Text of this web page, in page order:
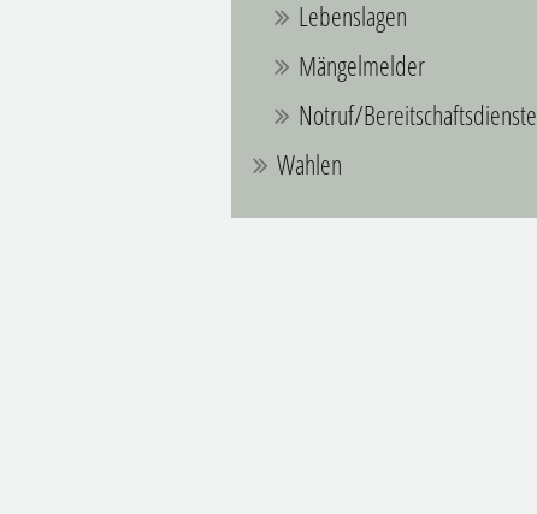
Lebenslagen
Mängelmelder
Notruf/Bereitschaftsdienste
Wahlen